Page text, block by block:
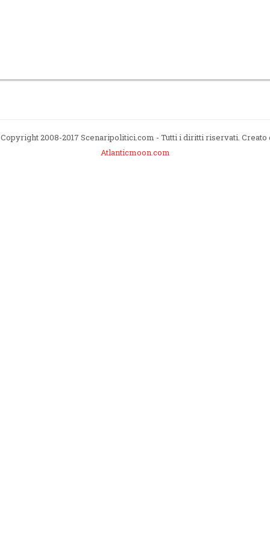
2008-2017 Scenaripolitici.com - Tutti i diritti riservati. Creato
Atlanticmoon.com